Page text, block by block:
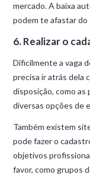
mercado. A baixa
podem te afastar do
6. Realizar o
Dificilmente a vaga
precisa ir atrás dela
disposição, como
diversas opções de
Também existem
pode fazer o
objetivos
favor, como grupos